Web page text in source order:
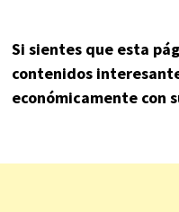
Si sientes que esta
contenidos
económicamente con